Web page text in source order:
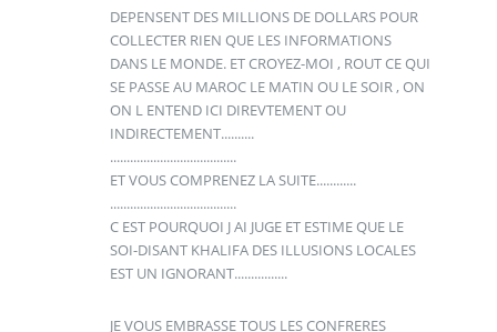
DEPENSENT DES MILLIONS DE DOLLARS POUR
COLLECTER RIEN QUE LES INFORMATIONS
DANS LE MONDE. ET CROYEZ-MOI , ROUT CE QUI
SE PASSE AU MAROC LE MATIN OU LE SOIR , ON
ON L ENTEND ICI DIREVTEMENT OU
INDIRECTEMENT..........
......................................
ET VOUS COMPRENEZ LA SUITE............
......................................
C EST POURQUOI J AI JUGE ET ESTIME QUE LE
SOI-DISANT KHALIFA DES ILLUSIONS LOCALES
EST UN IGNORANT................
JE VOUS EMBRASSE TOUS LES CONFRERES